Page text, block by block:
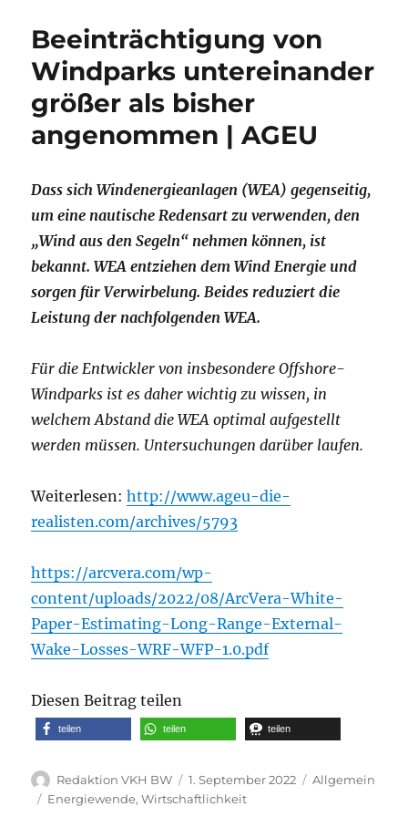
Beeinträchtigung von
Windparks untereinander
größer als bisher
angenommen | AGEU
Dass sich Windenergieanlagen (WEA) gegenseitig,
um eine nautische Redensart zu verwenden, den
„Wind aus den Segeln“ nehmen können, ist
bekannt. WEA entziehen dem Wind Energie und
sorgen für Verwirbelung. Beides reduziert die
Leistung der nachfolgenden WEA.
Für die Entwickler von insbesondere Offshore-
Windparks ist es daher wichtig zu wissen, in
welchem Abstand die WEA optimal aufgestellt
werden müssen. Untersuchungen darüber laufen.
Weiterlesen:http://www.ageu-die-
realisten.com/archives/5793
https://arcvera.com/wp-
content/uploads/2022/08/ArcVera-White-
Paper-Estimating-Long-Range-External-
Wake-Losses-WRF-WFP-1.0.pdf
Diesen Beitrag teilen
teilen teilen teilen
Autor
Redaktion VKH BW
Veröffentlicht
am
1. September 2022 Kategorien
Allgemein
Schlagwörter
Energiewende,Wirtschaftlichkeit